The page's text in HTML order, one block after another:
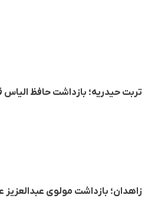
تربت حیدریه؛ بازداشت حافظ الیاس قدارنجو، طلبه ۲۵ ساله
زاهدان؛ بازداشت مولوی